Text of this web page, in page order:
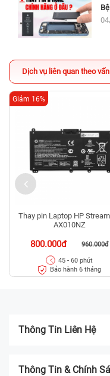
Dịch vụ liên quan theo
Thay pin Laptop HP
AX010NZ
800.000đ 960.000đ
Giảm 16%
45 - 60 phút
Bảo hành 6 tháng
Thông Tin Liên Hệ
Thông Tin & Chính